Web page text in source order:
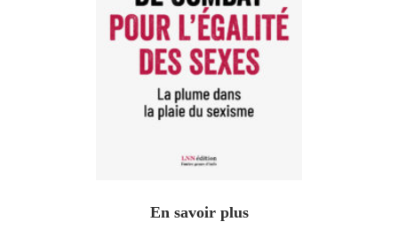
En savoir plus